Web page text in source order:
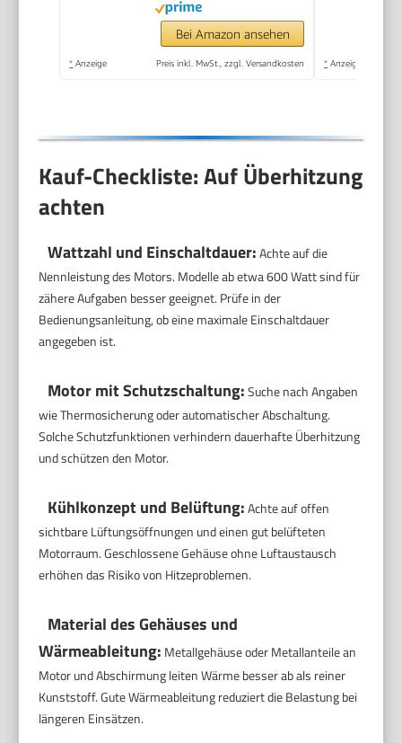
500ml Zerkleinerer,
Schneebesen, 600ml
Becher, Weiß
Bei Amazon ansehen
* Anzeige Preis inkl. MwSt., zzgl. Versandkosten * Anzeige
Kauf-Checkliste: Auf Überhitzung
achten
Wattzahl und Einschaltdauer:Achte auf die
Nennleistung des Motors. Modelle ab etwa 600 Watt sind für
zähere Aufgaben besser geeignet. Prüfe in der
Bedienungsanleitung, ob eine maximale Einschaltdauer
angegeben ist.
Motor mit Schutzschaltung:Suche nach Angaben
wie Thermosicherung oder automatischer Abschaltung.
Solche Schutzfunktionen verhindern dauerhafte Überhitzung
und schützen den Motor.
Kühlkonzept und Belüftung:Achte auf offen
sichtbare Lüftungsöffnungen und einen gut belüfteten
Motorraum. Geschlossene Gehäuse ohne Luftaustausch
erhöhen das Risiko von Hitzeproblemen.
Material des Gehäuses und
Wärmeableitung: Metallgehäuse oder Metallanteile an
Motor und Abschirmung leiten Wärme besser ab als reiner
Kunststoff. Gute Wärmeableitung reduziert die Belastung bei
längeren Einsätzen.